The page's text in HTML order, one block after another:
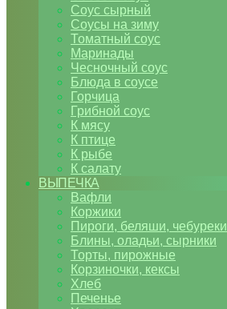
Соус сырный
Соусы на зиму
Томатный соус
Маринады
Чесночный соус
Блюда в соусе
Горчица
Грибной соус
К мясу
К птице
К рыбе
К салату
ВЫПЕЧКА
Вафли
Коржики
Пироги, беляши, чебуреки
Блины, оладьи, сырники
Торты, пирожные
Корзиночки, кексы
Хлеб
Печенье